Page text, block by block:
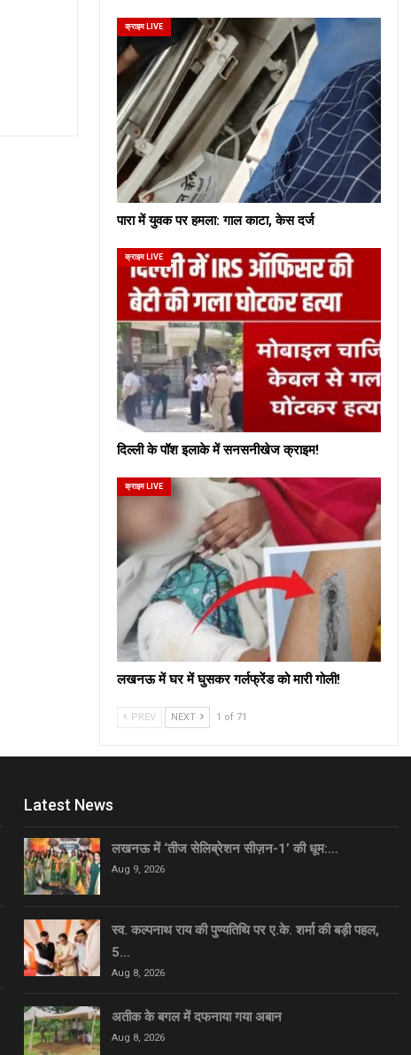
क्राइम LIVE
पारा में युवक पर हमला: गाल काटा, केस दर्ज
क्राइम LIVE
दिल्ली के पॉश इलाके में सनसनीखेज क्राइम!
क्राइम LIVE
लखनऊ में घर में घुसकर गर्लफ्रेंड को मारी गोली!
PREV NEXT 1 of 71
Latest News
लखनऊ में ‘तीज सेलिब्रेशन सीज़न-1’ की धूम:…
Aug 9, 2026
स्व. कल्पनाथ राय की पुण्यतिथि पर ए.के. शर्मा की बड़ी पहल,
5…
Aug 8, 2026
अतीक के बगल में दफनाया गया अबान
Aug 8, 2026